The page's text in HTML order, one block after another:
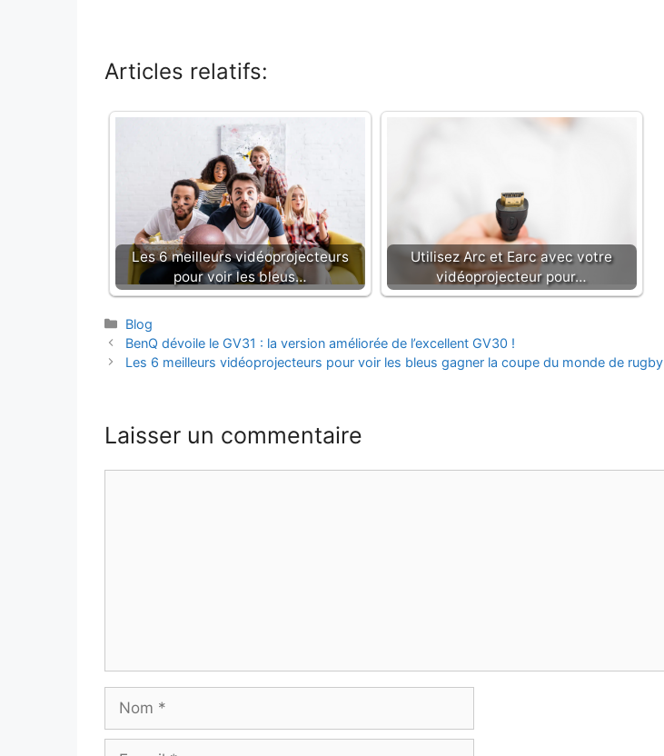
Articles relatifs:
Les 6 meilleurs vidéoprojecteurs
pour voir les bleus…
Utilisez Arc et Earc avec votre
vidéoprojecteur pour…
Catégories
Blog
BenQ dévoile le GV31 : la version améliorée de l’excellent GV30 !
Les 6 meilleurs vidéoprojecteurs pour voir les bleus gagner la coupe du monde de rugby
Laisser un commentaire